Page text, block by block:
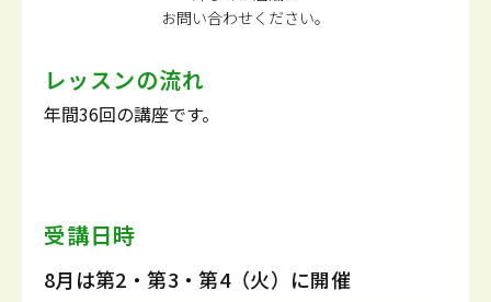
お問い合わせください。
レッスンの流れ
年間36回の講座です。
受講日時
8月は第2・第3・第4（火）に開催